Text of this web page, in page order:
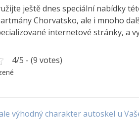
ještě dnes speciální nabídky
Chorvatsko, ale i mnoho
internetové stránky, a
4/5 - (9 votes)
výhodný charakter autoskel u